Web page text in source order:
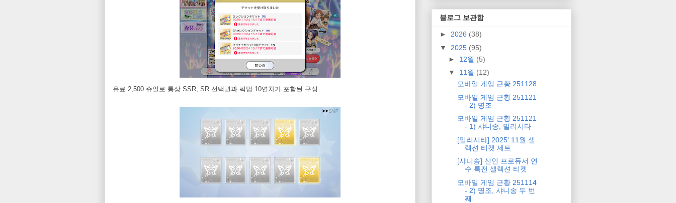
유료 2,500 쥬얼로 통상 SSR, SR 선택권과 픽업 10연차가 포함된 구성.
블로그 보관함
► 2026 (38)
▼ 2025 (95)
► 12월 (5)
▼ 11월 (12)
모바일 게임 근황 251128
모바일 게임 근황 251121
- 2) 명조
모바일 게임 근황 251121
- 1) 샤니송, 밀리시타
[밀리시타] 2025' 11월 셀
렉션 티켓 세트
[샤니송] 신인 프로듀서 연
수 특전 셀렉션 티켓
모바일 게임 근황 251114
- 2) 명조, 샤니송 두 번
째